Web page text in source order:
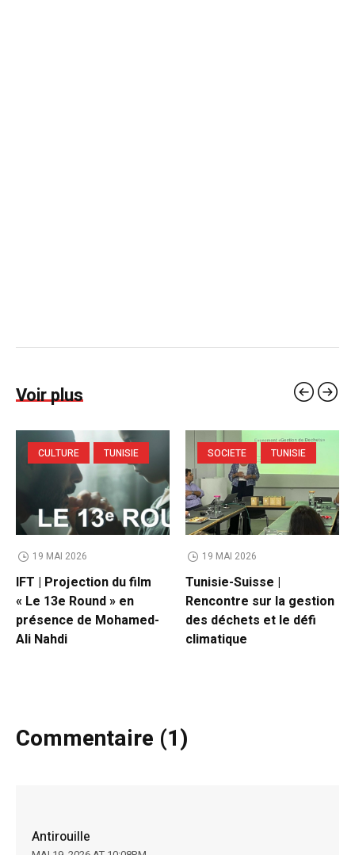
Voir plus
CULTURE TUNISIE
19 MAI 2026
IFT | Projection du film
« Le 13e Round » en
présence de Mohamed-
Ali Nahdi
SOCIETE TUNISIE
19 MAI 2026
Tunisie-Suisse |
Rencontre sur la gestion
des déchets et le défi
climatique
Commentaire (1)
Antirouille